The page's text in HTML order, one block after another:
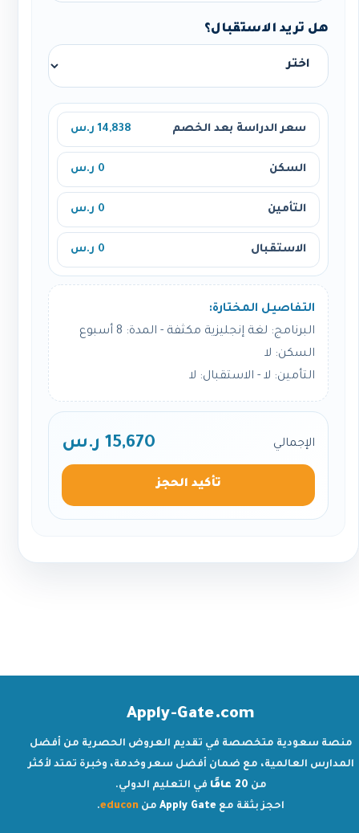
هل تريد الاستقبال؟
سعر الدراسة بعد الخصم 14,838 ر.س
السكن 0 ر.س
التأمين 0 ر.س
الاستقبال 0 ر.س
التفاصيل المختارة:
البرنامج: لغة إنجليزية مكثفة - المدة: 8 أسبوع
السكن: لا
التأمين: لا - الاستقبال: لا
الإجمالي 15,670 ر.س
تأكيد الحجز
Apply-Gate.com
منصة سعودية متخصصة في تقديم العروض الحصرية من أفضل
المدارس العالمية، مع ضمان أفضل سعر وخدمة، وخبرة تمتد لأكثر
من 20 عامًا
في التعليم الدولي.
احجز بثقة مع Apply Gate من educon
.